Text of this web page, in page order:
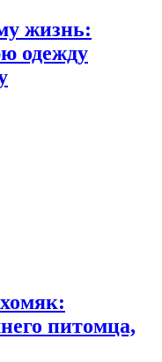
жизнь:
одежду
питомца,